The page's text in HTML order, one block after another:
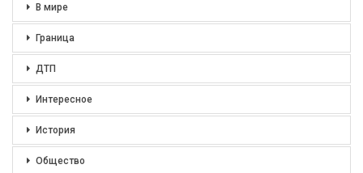
В мире
Граница
ДТП
Интересное
История
Общество